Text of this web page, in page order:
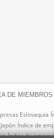
DE MIEMBROS
Eslovaquia
Índice de
Índice de